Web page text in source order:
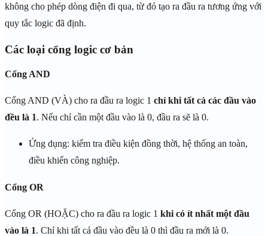
không cho phép dòng điện đi qua, từ đó tạo ra đầu ra tương ứng với
quy tắc logic đã định.
Các loại cổng logic cơ bản
Cổng AND
Cổng AND (VÀ) cho ra đầu ra logic 1 chỉ khi tất cả các đầu vào
đều là 1. Nếu chỉ cần một đầu vào là 0, đầu ra sẽ là 0.
Ứng dụng: kiểm tra điều kiện đồng thời, hệ thống an toàn,
điều khiển công nghiệp.
Cổng OR
Cổng OR (HOẶC) cho ra đầu ra logic 1 khi có ít nhất một đầu
vào là 1. Chỉ khi tất cả đầu vào đều là 0 thì đầu ra mới là 0.